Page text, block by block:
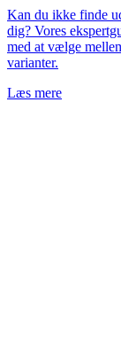
Kan du ikke finde
dig? Vores
med at vælge
varianter.
Læs mere